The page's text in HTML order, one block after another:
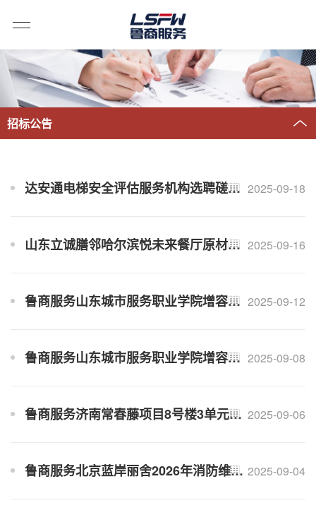
招标公告
达安通电梯安全评估服务机构选聘磋商公告 2025-09-18
山东立诚膳邻哈尔滨悦未来餐厅原材料采购入围招标公告 2025-09-16
鲁商服务山东城市服务职业学院增容项目保洁服务外包（二次）招标公告 2025-09-12
鲁商服务山东城市服务职业学院增容项目保洁服务外包招标公告 2025-09-08
鲁商服务济南常春藤项目8号楼3单元公区内墙维修工程招标公告 2025-09-06
鲁商服务北京蓝岸丽舍2026年消防维保外包招标公告（二次） 2025-09-04